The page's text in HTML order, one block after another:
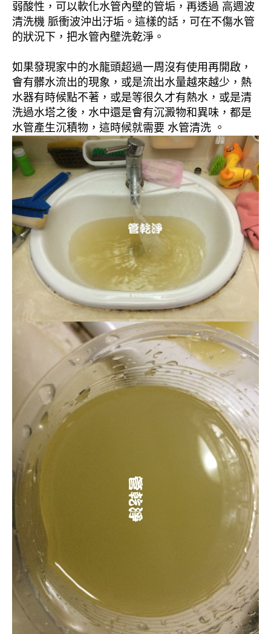
弱酸性，可以軟化水管內壁的管垢，再透過 高週波
清洗機 脈衝波沖出汙垢。這樣的話，可在不傷水管
的狀況下，把水管內壁洗乾淨。
如果發現家中的水龍頭超過一周沒有使用再開啟，
會有髒水流出的現象，或是流出水量越來越少，熱
水器有時候點不著，或是等很久才有熱水，或是清
洗過水塔之後，水中還是會有沉澱物和異味，都是
水管產生沉積物，這時候就需要 水管清洗 。